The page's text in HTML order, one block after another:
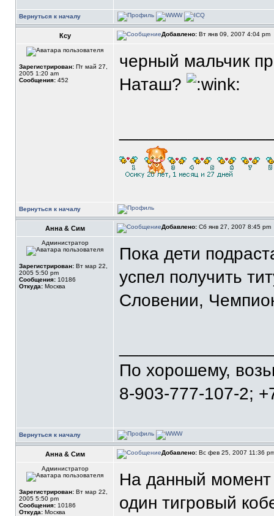
Вернуться к началу
Ксу Добавлено: Вт янв 09, 2007 4:04 pm
Зарегистрирован: Пт май 27,
2005 1:20 am
Сообщения: 452
черный мальчик
Наташ?
Вернуться к началу
Анна & Сим Добавлено: Сб янв 27, 2007 8:45 pm
Администратор
Зарегистрирован: Вт мар 22,
2005 5:50 pm
Сообщения: 10186
Откуда: Москва
Пока дети
успел получить
Словении,
По хорошему,
8-903-777-107-2;
Вернуться к началу
Анна & Сим Добавлено: Вс фев 25, 2007 11:36
Администратор
Зарегистрирован: Вт мар 22,
2005 5:50 pm
Сообщения: 10186
Откуда: Москва
На данный
один тигровый